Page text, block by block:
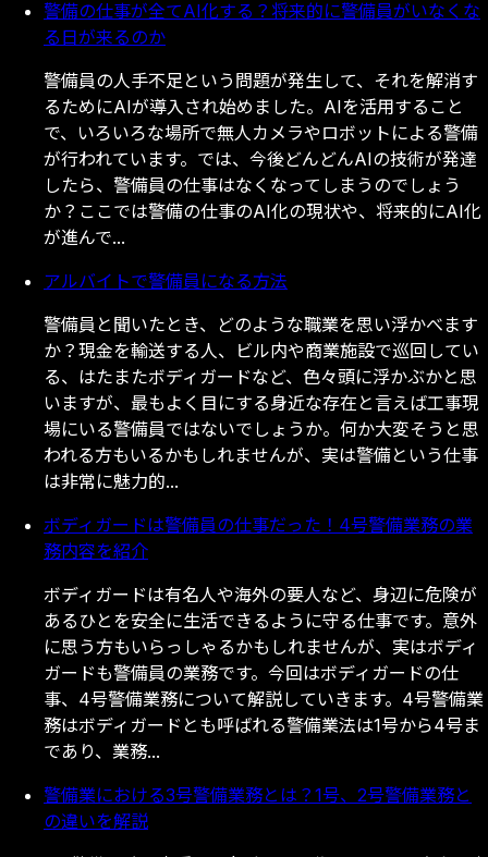
警備の仕事が全てAI化する？将来的に警備員がいなくな
る日が来るのか
警備員の人 手不足 と い う 問題が発生 して、 それを解消す
る ため にAIが導入 され始め ま し た。 AIを活用する こ と
で、 いろ いろな場所で無人 カ メ ラやロボ ッ ト によ る警備
が行われて い ます。 では、 今後どん どんAIの技術が発達
し たら、 警備員の仕事はな く なって し ま う ので し ょ う
か ？ こ こでは警備の仕事のAI化の現状や、 将来的にAI化
が進んで...
アルバイトで警備員になる方法
警備員 と 聞いた と き、 どのよ う な職業を思い浮かべ ます
か ？ 現金を輸送する 人 、 ビル内や商業施設で巡回 して い
る、 はた ま たボディ ガー ドな ど、 色々頭に浮かぶかと 思
い ますが、 最も よ く 目 にする身近な存在 と言えば工事現
場にいる警備員ではないで し ょ う か。 何か大変そ う と 思
われる方も いるかも しれませんが、 実は警備と い う仕事
は非常に魅力的...
ボディガードは警備員の仕事だった！4号警備業務の業
務内容を紹介
ボディ ガー ドは有名人や海外の要人 な ど、 身辺に危険が
ある ひと を安全に生活でき る よ う に守る仕事です。 意外
に思 う方も いら っ しゃ るかも しれませんが、 実はボディ
ガー ドも警備員の業務です。 今回はボディ ガー ドの仕
事、 4号警備業務について解説して いき ます。 4号警備業
務はボディ ガー ド と も呼ばれる警備業法は1号から4号ま
であ り、 業務...
警備業における3号警備業務とは？1号、2号警備業務と
の違いを解説